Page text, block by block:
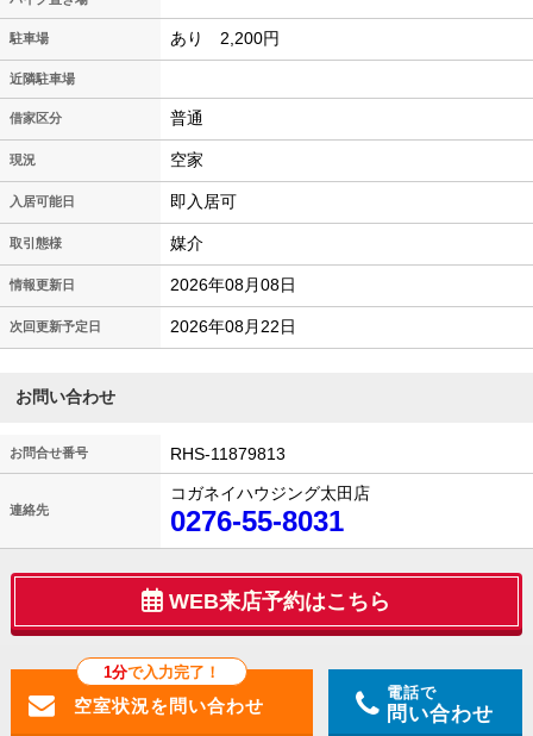
駐車場 あり 2,200円
近隣駐車場
借家区分 普通
現況 空家
入居可能日 即入居可
取引態様 媒介
情報更新日 2026年08月08日
次回更新予定日 2026年08月22日
お問い合わせ
お問合せ番号 RHS-11879813
連絡先
コガネイハウジング太田店
0276-55-8031
WEB来店予約はこちら
1分で入力完了！
電話で
問い合わせ